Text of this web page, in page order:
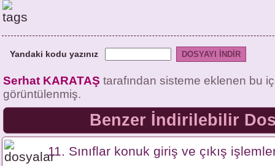
Yandaki kodu yazınız
Serhat KARATAŞ tarafından sisteme eklenen bu
görüntülenmiş.
Benzer İndirilebilir
11. Sınıflar konuk giriş ve çıkış